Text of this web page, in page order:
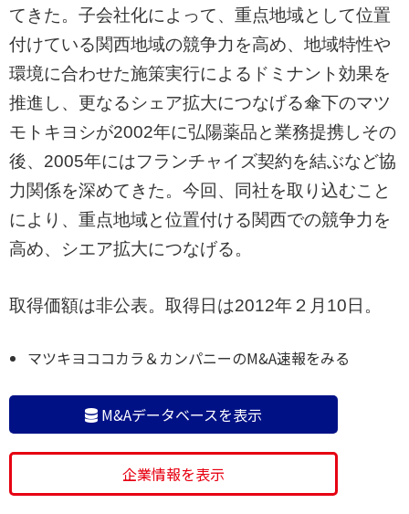
てきた。子会社化によって、重点地域として位置
付けている関西地域の競争力を高め、地域特性や
環境に合わせた施策実行によるドミナント効果を
推進し、更なるシェア拡大につなげる傘下のマツ
モトキヨシが2002年に弘陽薬品と業務提携しその
後、2005年にはフランチャイズ契約を結ぶなど協
力関係を深めてきた。今回、同社を取り込むこと
により、重点地域と位置付ける関西での競争力を
高め、シエア拡大につなげる。
取得価額は非公表。取得日は2012年２月10日。
マツキヨココカラ＆カンパニーのM&A速報をみる
M&Aデータベースを表示
企業情報を表示